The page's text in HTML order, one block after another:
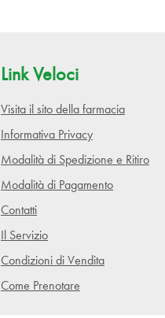
Link Veloci
Visita il sito della farmacia
Informativa Privacy
Modalità di Spedizione e Ritiro
Modalità di Pagamento
Contatti
Il Servizio
Condizioni di Vendita
Come Prenotare